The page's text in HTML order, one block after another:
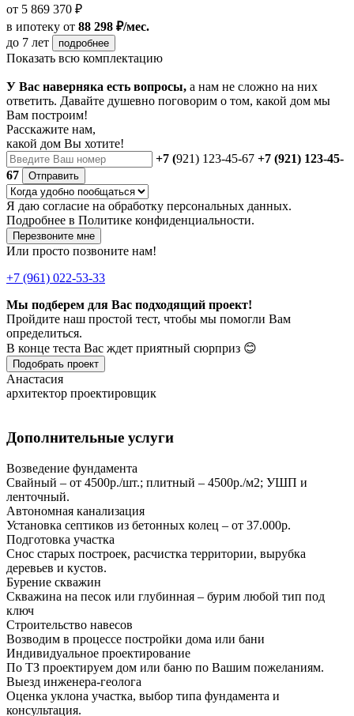
от 5 869 370 ₽
в ипотеку от 88 298 ₽/мес.
до 7 лет
подробнее
Показать всю комплектацию
У Вас наверняка есть вопросы, а нам не сложно на них
ответить. Давайте душевно поговорим о том, какой дом мы
Вам построим!
Расскажите нам,
какой дом Вы хотите!
+7 (921) 123-45-67 +7 (921) 123-45-
67
Отправить
Я даю согласие на обработку персональных данных.
Подробнее в Политике конфиденциальности.
Перезвоните мне
Или просто позвоните нам!
+7 (961) 022-53-33
Мы подберем для Вас подходящий проект!
Пройдите наш простой тест, чтобы мы помогли Вам
определиться.
В конце теста Вас ждет приятный сюрприз 😊
Подобрать проект
Анастасия
архитектор проектировщик
Дополнительные услуги
Возведение фундамента
Свайный – от 4500р./шт.; плитный – 4500р./м2; УШП и
ленточный.
Автономная канализация
Установка септиков из бетонных колец – от 37.000р.
Подготовка участка
Снос старых построек, расчистка территории, вырубка
деревьев и кустов.
Бурение скважин
Скважина на песок или глубинная – бурим любой тип под
ключ
Строительство навесов
Возводим в процессе постройки дома или бани
Индивидуальное проектирование
По ТЗ проектируем дом или баню по Вашим пожеланиям.
Выезд инженера-геолога
Оценка уклона участка, выбор типа фундамента и
консультация.